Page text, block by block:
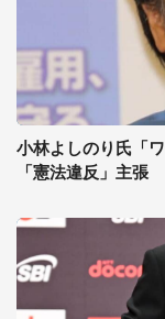
小林よしのり氏「
「憲法違反」主張